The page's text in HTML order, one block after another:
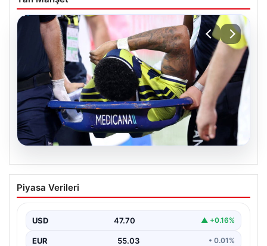
Fenerbahçe’de Sakatlık Şoku: Jayden
Oosterwolde Maçtan Çekildi
Oosterwolde, UEFA Avrupa Ligi’nde Sturm Graz ile
karşılaştıkları zorlu mücadelede…
Piyasa Verileri
USD 47.70 ▲ +0.16%
EUR 55.03 • 0.01%